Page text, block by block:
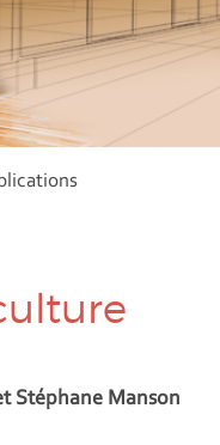
Stéphane Manson